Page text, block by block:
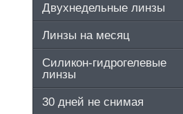
Двухнедельные линзы
Линзы на месяц
Силикон-гидрогелевые
линзы
30 дней не снимая